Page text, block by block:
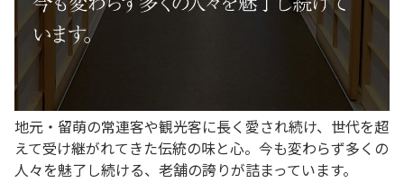
地元・留萌の常連客や観光客に長く愛され続け、世代を超
えて受け継がれてきた伝統の味と心。今も変わらず多くの
人々を魅了し続ける、老舗の誇りが詰まっています。